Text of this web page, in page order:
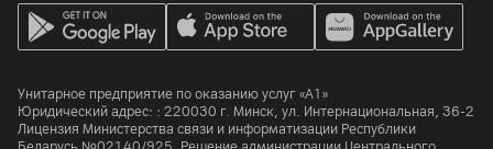
Унитарное предприятие по оказанию услуг «А1»
Юридический адрес: : 220030 г. Минск, ул. Интернациональная, 36-2
Лицензия Министерства связи и информатизации Республики